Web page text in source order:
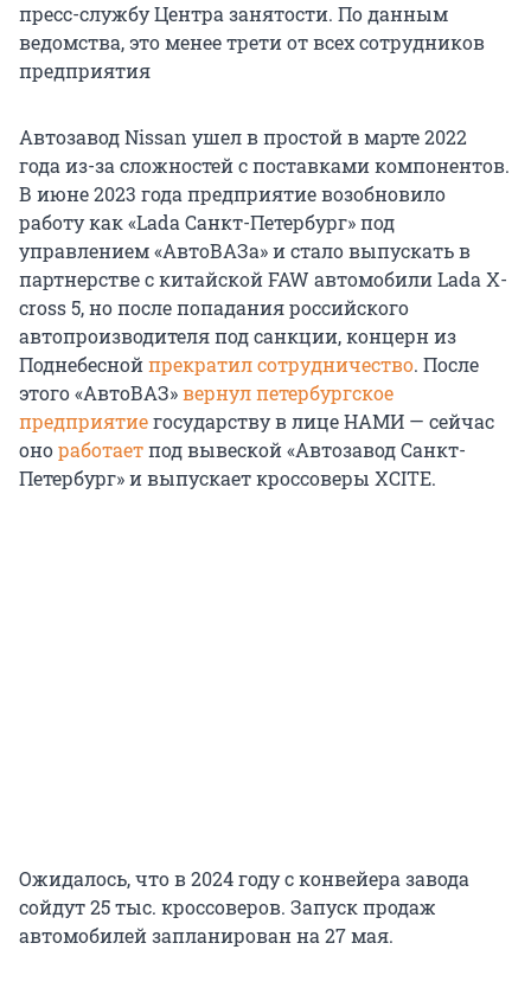
пресс-службу Центра занятости. По данным
ведомства, это менее трети от всех сотрудников
предприятия
Автозавод Nissan ушел в простой в марте 2022
года из-за сложностей с поставками компонентов.
В июне 2023 года предприятие возобновило
работу как «Lada Санкт-Петербург» под
управлением «АвтоВАЗа» и стало выпускать в
партнерстве с китайской FAW автомобили Lada X-
cross 5, но после попадания российского
автопроизводителя под санкции, концерн из
Поднебеснойпрекратил сотрудничество. После
этого «АвтоВАЗ»вернул петербургское
предприятиегосударству в лице НАМИ — сейчас
оноработаетпод вывеской «Автозавод Санкт-
Петербург» и выпускает кроссоверы XCITE.
Ожидалось, что в 2024 году с конвейера завода
сойдут 25 тыс. кроссоверов. Запуск продаж
автомобилей запланирован на 27 мая.